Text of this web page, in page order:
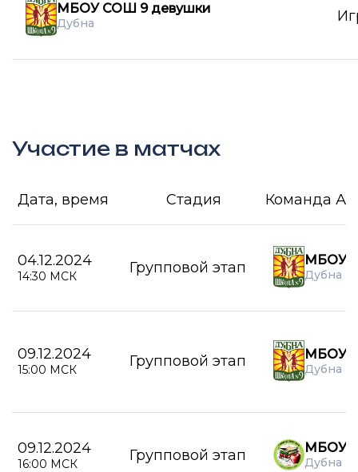
МБОУ СОШ 9 девушки
Дубна
Участие в матчах
Дата, время Стадия Команда А
04.12.2024
14:30 МСК Групповой этап МБОУ
Дубна
09.12.2024
15:00 МСК Групповой этап МБОУ
Дубна
09.12.2024
16:00 МСК Групповой этап МБОУ
Дубна